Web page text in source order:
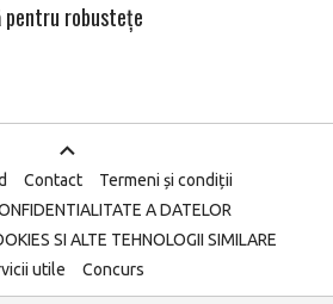
pentru robustețe
Contact
Termeni și condiții
A DATELOR
SI ALTE TEHNOLOGII SIMILARE
utile
Concurs